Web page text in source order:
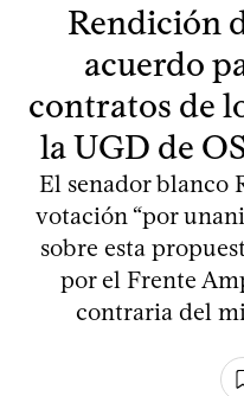
Rendición
acuerdo
contratos de
la UGD de
El senador blanco
votación “por
sobre esta
por el Frente
contraria del